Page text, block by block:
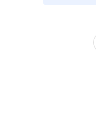
جانب ذلك،
لا يسعى وراء
الكنيسة، ألن
لا يمكنها
ذلك محرجًا